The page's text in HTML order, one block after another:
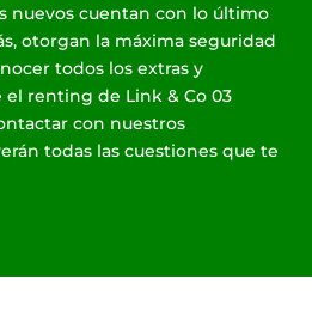
nuevos cuentan con lo último
otorgan la máxima seguridad
todos los extras y
renting de Link & Co 03
con nuestros
todas las cuestiones que te